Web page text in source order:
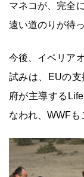
マネコが、完全
遠い道のりが待
今後、イベリア
試みは、EUの
府が主導する
なわれ、WWFも